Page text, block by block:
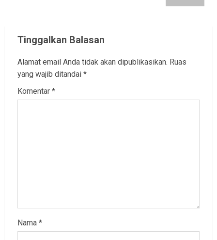
Tinggalkan Balasan
Alamat email Anda tidak akan dipublikasikan. Ruas
yang wajib ditandai *
Komentar *
Nama *